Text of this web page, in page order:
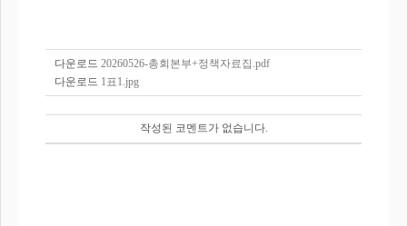
다운로드 20260526-총회본부+정책자료집.pdf
다운로드 1표1.jpg